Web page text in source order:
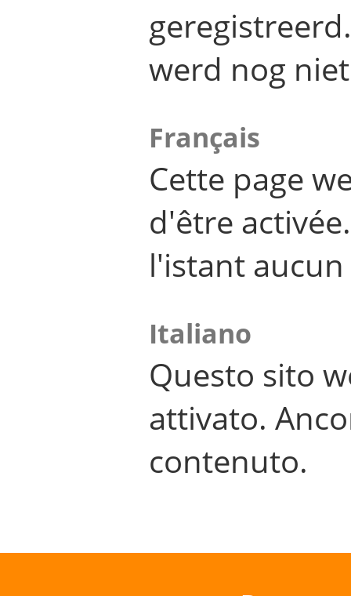
werd nog
Français
Cette page
d'être
l'istant
Italiano
Questo sito
attivato.
contenuto.